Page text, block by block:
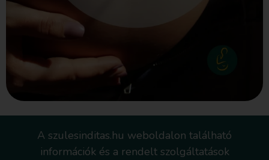
A szulesinditas.hu weboldalon található
információk és a rendelt szolgáltatások